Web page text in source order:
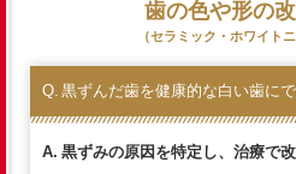
歯の色や形の
（セラミック・ホワイト
黒ずんだ歯を健康的な白い歯に
黒ずみの原因を特定し、治療で